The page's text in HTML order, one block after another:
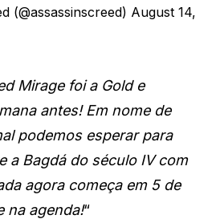
(@assassinscreed) August 14,
Mirage foi a Gold e
antes! Em nome de
podemos esperar para
a Bagdá do século IV com
agora começa em 5 de
na agenda!“